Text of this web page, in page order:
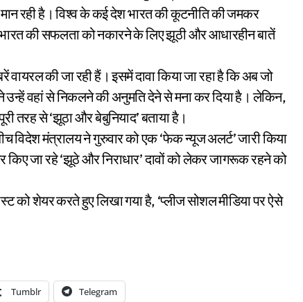
मान रही है। विश्व के कई देश भारत की कूटनीति की जमकर
की सफलता को नकारने के लिए झूठी और आधारहीन बातें
वायरल की जा रही हैं। इसमें दावा किया जा रहा है कि अब जो
वहां से निकलने की अनुमति देने से मना कर दिया है। लेकिन,
तरह से ‘झूठा और बेबुनियाद’ बताया है।
विदेश मंत्रालय ने गुरुवार को एक ‘फेक न्यूज अलर्ट’ जारी किया
किए जा रहे ‘झूठे और निराधार’ दावों को लेकर जागरूक रहने को
शेयर करते हुए लिखा गया है, ‘प्लीज सोशल मीडिया पर ऐसे
Tumblr Telegram